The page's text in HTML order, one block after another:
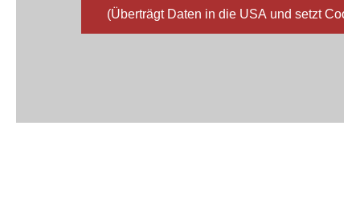
(Überträgt Daten in die USA und setzt